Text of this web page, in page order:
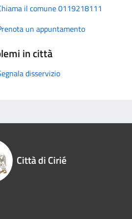
il comune 0119218111
un appuntamento
in città
disservizio
Città di Cirié